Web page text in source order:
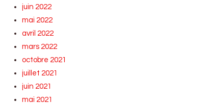
juin 2022
mai 2022
avril 2022
mars 2022
octobre 2021
juillet 2021
juin 2021
mai 2021